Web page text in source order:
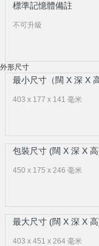
標準記憶體備註
不可升級
外形尺寸
最小尺寸（闊 X 深 X 高
403 x 177 x 141 毫米
包裝尺寸 (闊 X 深 X
450 x 175 x 246 毫米
最大尺寸 (闊 X 深 X
403 x 451 x 264 毫米